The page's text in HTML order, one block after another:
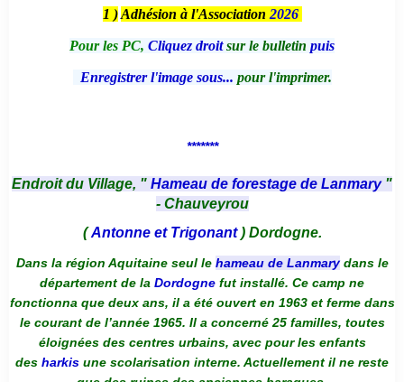
1 ) Adhésion à l'Association 2026
Pour les PC, Cliquez droitsur le bulletin puis
Enregistrer l'image sous... pour l'imprimer.
*******
Endroit du Village, " Hameau de forestage de Lanmary "
- Chauveyrou
(Antonne et Trigonant) Dordogne.
Dans la région Aquitaine seul le hameau de Lanmarydans le
département de la Dordogne fut installé. Ce camp ne
fonctionna que deux ans, il a été ouvert en 1963 et ferme dans
le courant de l’année 1965. Il a concerné 25 familles, toutes
éloignées des centres urbains, avec pour les enfants
des harkis une scolarisation interne. Actuellement il ne reste